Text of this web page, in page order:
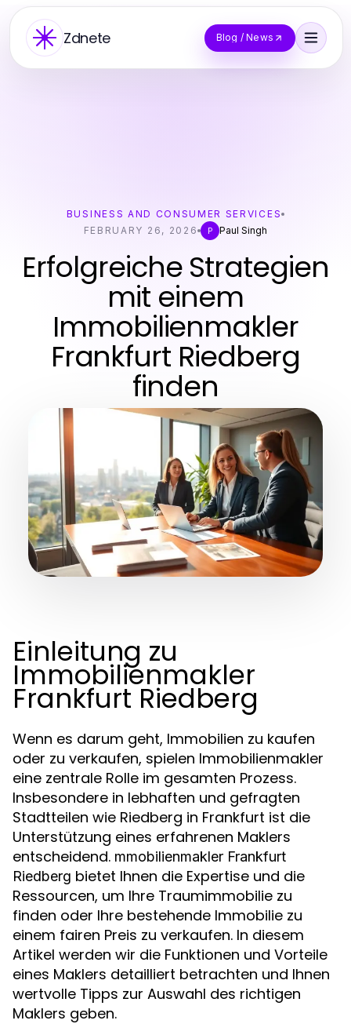
Zdnete Blog / News
BUSINESS AND CONSUMER SERVICES
FEBRUARY 26, 2026
P Paul Singh
Erfolgreiche Strategien
mit einem
Immobilienmakler
Frankfurt Riedberg
finden
Einleitung zu
Immobilienmakler
Frankfurt Riedberg
Wenn es darum geht, Immobilien zu kaufen
oder zu verkaufen, spielen Immobilienmakler
eine zentrale Rolle im gesamten Prozess.
Insbesondere in lebhaften und gefragten
Stadtteilen wie Riedberg in Frankfurt ist die
Unterstützung eines erfahrenen Maklers
entscheidend. mmobilienmakler Frankfurt
Riedberg bietet Ihnen die Expertise und die
Ressourcen, um Ihre Traumimmobilie zu
finden oder Ihre bestehende Immobilie zu
einem fairen Preis zu verkaufen. In diesem
Artikel werden wir die Funktionen und Vorteile
eines Maklers detailliert betrachten und Ihnen
wertvolle Tipps zur Auswahl des richtigen
Maklers geben.